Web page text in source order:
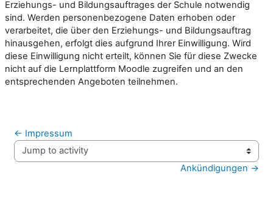
Erziehungs- und Bildungsauftrages der Schule notwendig
sind. Werden personenbezogene Daten erhoben oder
verarbeitet, die über den Erziehungs- und Bildungsauftrag
hinausgehen, erfolgt dies aufgrund Ihrer Einwilligung. Wird
diese Einwilligung nicht erteilt, können Sie für diese Zwecke
nicht auf die Lernplattform Moodle zugreifen und an den
entsprechenden Angeboten teilnehmen.
← Impressum
Jump to activity
Ankündigungen →